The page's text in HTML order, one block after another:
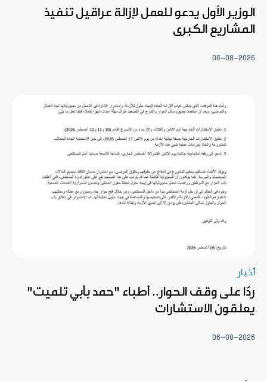
الوزير الأول يدعو للعمل لإزالة عراقيل تنفيذ
المشاريع الكبرى
06-08-2026
أخبار
ردّا على وقف الحوار.. أطباء "حمد بأبي تلميت"
يعلقون الاستشارات
06-08-2026